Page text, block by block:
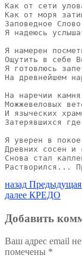
Как от сети
Как от моря
Заповедное Слово
Я надеюсь
Я намерен
Ощутить в себе
Я готовлюсь
На древнейшем
На наречии
Можжевеловых
И языческих
Затерявшихся
Я уверен в покое
Древних сосен и
Снова стал
Растворился...
Навигация
по
записям
назад Предыдущая
запись:
Предыдущая
далее Следующая
КРЕДО
Добавить
Ваш адрес email
помечены *